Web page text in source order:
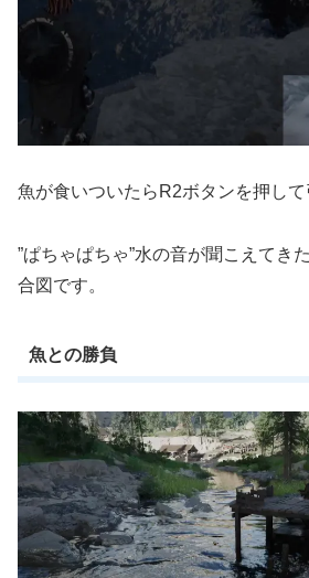
魚が食いついたらR2ボタンを押して
”ぱちゃぱちゃ”水の音が聞こえてき
合図です。
魚との勝負